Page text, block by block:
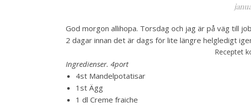
God morgon allihopa. Torsdag och jag är på väg till
2 dagar innan det är dags för lite längre helgledigt
Receptet
Ingredienser. 4port
4st Mandelpotatisar
1st Ägg
1 dl Creme fraiche